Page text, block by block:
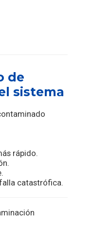
de
sistema
rápido.
catastrófica.